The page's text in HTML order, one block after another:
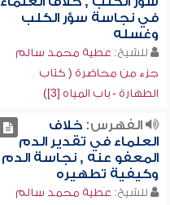
في نجاسة سؤر الكلب
وغسله
للشيخ: عطية محمد سالم
جزء من محاضرة ( كتاب
الطهارة - باب المياه [3])
الفهرس:خلاف
العلماء في تقدير الدم
المعفو عنه , نجاسة الدم
وكيفية تطهيره
للشيخ: عطية محمد سالم